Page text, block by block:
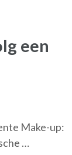
een
Make-up:
…